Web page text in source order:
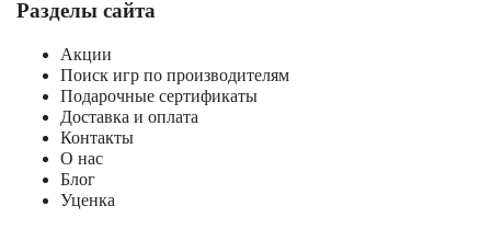
Разделы сайта
Акции
Поиск игр по производителям
Подарочные сертификаты
Доставка и оплата
Контакты
О нас
Блог
Уценка